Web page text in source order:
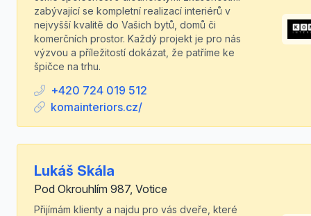
zabývající se kompletní realizací interiérů v
nejvyšší kvalitě do Vašich bytů, domů či
komerčních prostor. Každý projekt je pro nás
výzvou a příležitostí dokázat, že patříme ke
špičce na trhu.
+420 724 019 512
komainteriors.cz/
Lukáš Skála
Pod Okrouhlím 987, Votice
Přijímám klienty a najdu pro vás dveře, které